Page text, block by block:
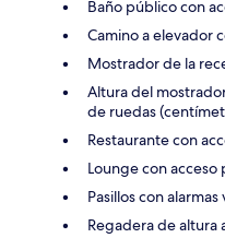
Baño público con
Camino a elevador
Mostrador de la
Altura del
de ruedas
Restaurante con
Lounge con acceso
Pasillos con alarmas
Regadera de altura